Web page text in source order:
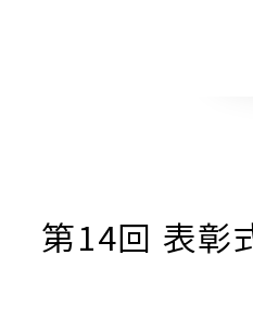
第14回 表彰